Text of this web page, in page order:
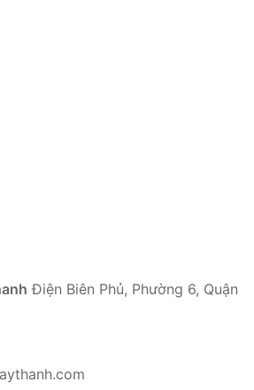
Điện Biên Phủ, Phường 6, Quận